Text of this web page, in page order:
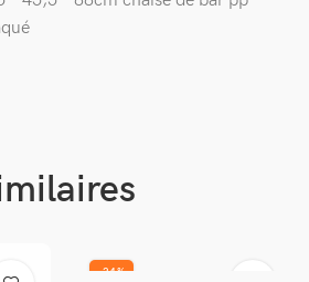
-34%